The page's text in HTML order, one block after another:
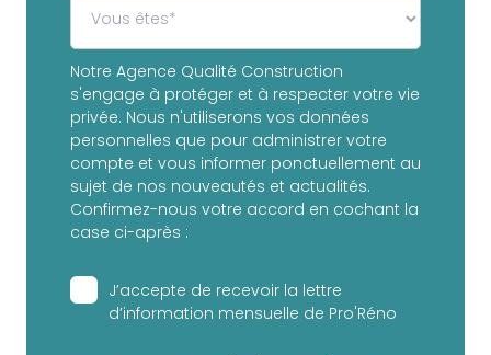
Notre Agence Qualité Construction
s'engage à protéger et à respecter votre vie
privée. Nous n'utiliserons vos données
personnelles que pour administrer votre
compte et vous informer ponctuellement au
sujet de nos nouveautés et actualités.
Confirmez-nous votre accord en cochant la
case ci-après :
J’accepte de recevoir la lettre
d’information mensuelle de Pro'Réno